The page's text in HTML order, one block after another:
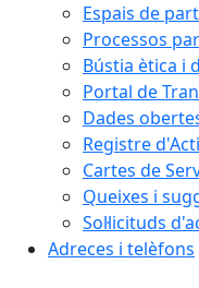
Espais de
Processos
Bústia ètica i
Portal de
Dades
Registre
Cartes de
Queixes i
Sol·licituds
Adreces i telèfons